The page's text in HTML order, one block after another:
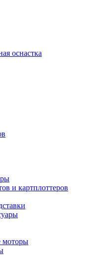
оснастка
и картплоттеров
моторы